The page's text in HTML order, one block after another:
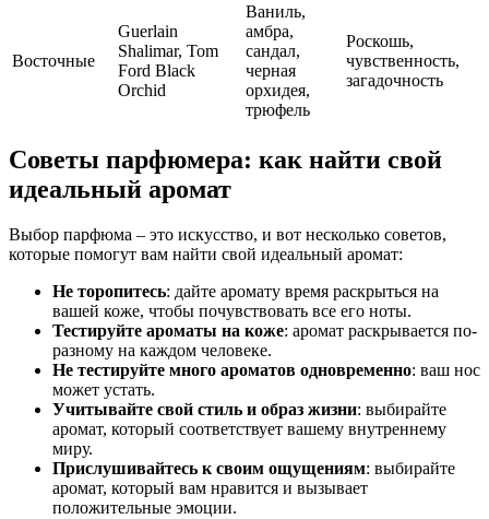
Восточные
Guerlain
Shalimar, Tom
Ford Black
Orchid
Ваниль,
амбра,
сандал,
черная
орхидея,
трюфель
Роскошь,
чувственность,
загадочность
Советы парфюмера: как найти свой
идеальный аромат
Выбор парфюма – это искусство, и вот несколько советов,
которые помогут вам найти свой идеальный аромат:
Не торопитесь: дайте аромату время раскрыться на
вашей коже, чтобы почувствовать все его ноты.
Тестируйте ароматы на коже: аромат раскрывается по-
разному на каждом человеке.
Не тестируйте много ароматов одновременно: ваш нос
может устать.
Учитывайте свой стиль и образ жизни: выбирайте
аромат, который соответствует вашему внутреннему
миру.
Прислушивайтесь к своим ощущениям: выбирайте
аромат, который вам нравится и вызывает
положительные эмоции.